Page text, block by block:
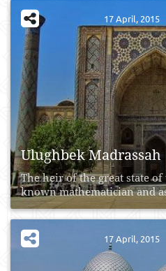
Ulughbek Madrassah
The heir of the great state
known mathematician and
17 April, 2015
17 April, 2015